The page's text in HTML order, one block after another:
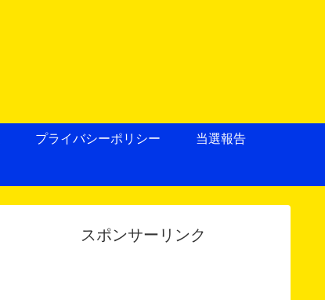
プライバシーポリシー 当選報告
スポンサーリンク